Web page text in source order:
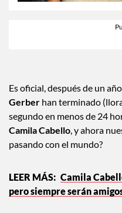
Es oficial, después de un
Gerberhan terminado
segundo en menos de 24
Camila Cabello , y ahora
Camila